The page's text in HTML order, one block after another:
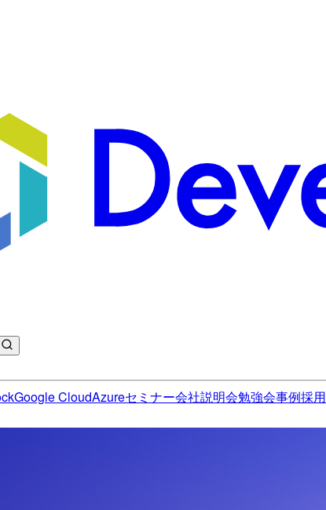
Google CloudAzureセミナー会社説明会勉強会事例採用